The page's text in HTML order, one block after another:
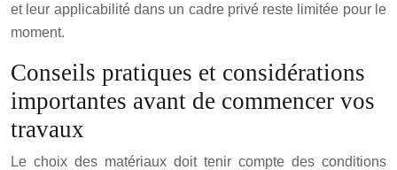
et leur applicabilité dans un cadre privé reste limitée pour le
moment.
Conseils pratiques et considérations
importantes avant de commencer vos
travaux
Le choix des matériaux doit tenir compte des conditions